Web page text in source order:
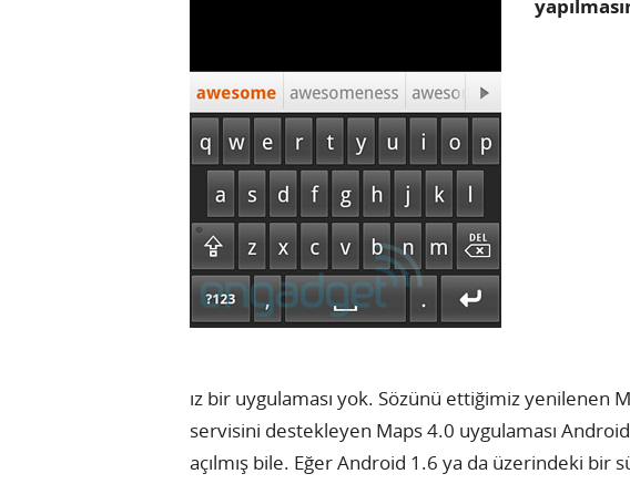
ız bir uygulaması yok. Sözünü ettiğimiz yenilenen
servisini destekleyen Maps 4.0 uygulaması
açılmış bile. Eğer Android 1.6 ya da üzerindeki bir